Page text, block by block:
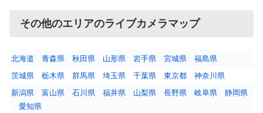
その他のエリアのライブカメラマップ
北海道 青森県 秋田県 山形県 岩手県 宮城県
福島県
茨城県
栃木県 群馬県 埼玉県 千葉県 東京都
神奈川県
新潟県
富山県 石川県 福井県 山梨県 長野県 岐阜県
静岡県
愛知県